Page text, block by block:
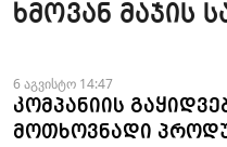
ხმოვან მაჯის
6 აგვისტო 14:47
კომპანიის
მოთხოვნადი